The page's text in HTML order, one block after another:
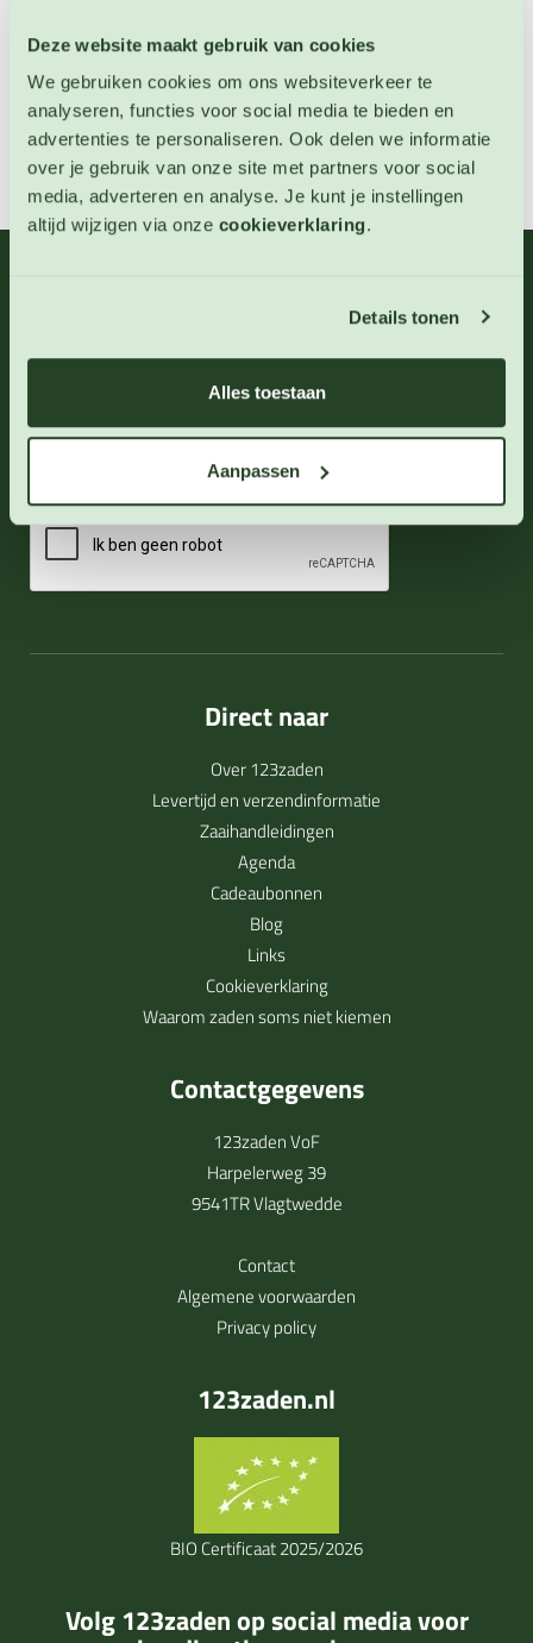
Deze website maakt gebruik van cookies
We gebruiken cookies om ons websiteverkeer te
analyseren, functies voor social media te bieden en
advertenties te personaliseren. Ook delen we informatie
over je gebruik van onze site met partners voor social
media, adverteren en analyse. Je kunt je instellingen
altijd wijzigen via onze cookieverklaring.
Details tonen
Alles toestaan
Aanpassen
Schrijf u in voor onze nieuwsbrief
Inschrijven
Direct naar
Over 123zaden
Levertijd en verzendinformatie
Zaaihandleidingen
Agenda
Cadeaubonnen
Blog
Links
Cookieverklaring
Waarom zaden soms niet kiemen
Contactgegevens
123zaden VoF
Harpelerweg 39
9541TR Vlagtwedde
Contact
Algemene voorwaarden
Privacy policy
123zaden.nl
BIO Certificaat 2025/2026
Volg 123zaden op social media voor